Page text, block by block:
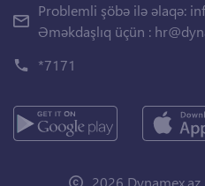
Problemli şöbə ilə əlaqə:
Əməkdaşlıq üçün :
*7171
2026